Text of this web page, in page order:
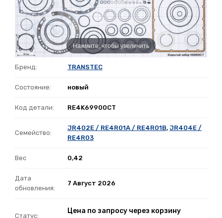
Нажмите, чтобы увеличить
Бренд: TRANSTEC
Состояние: новый
Код детали: RE4K69900CT
Семейство:
JR402E / RE4R01A / RE4R01B, JR404E /
RE4R03
Вес 0,42
Дата
обновления:
7 Август 2026
Статус:
Цена по запросу через корзину